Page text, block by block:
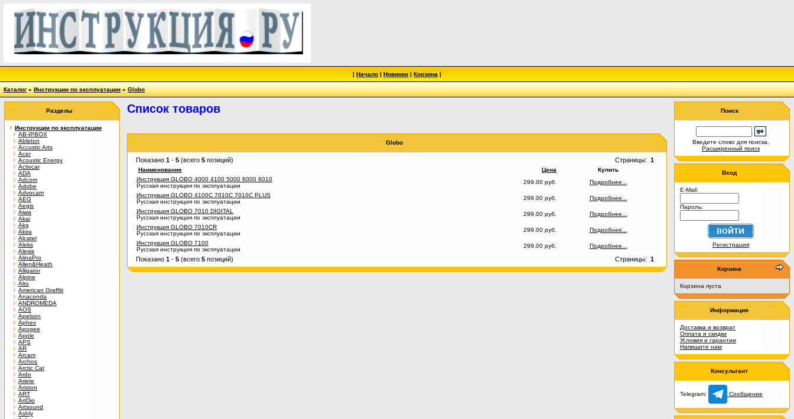
| Начало | Новинки | Корзина |
Каталог»Инструкции по эксплуатации»Globo
Разделы
Инструкции по эксплуатации
AB-IPBOX
Ableton
Accustic Arts
Acer
Acoustic Energy
Activcar
ADA
Adcom
Adobe
Advocam
AEG
Aegis
Aiwa
Akai
Akg
Akira
Alcatel
Aleks
Alesis
AlinaPro
Allen&Heath
Alligator
Alpine
Alto
American Graffiti
Anaconda
ANDROMEDA
AOS
Apelson
Aphex
Apogee
Apple
APS
AR
Arcam
Archos
Arctic Cat
Ardo
Ariete
Ariston
ART
ArtDio
Artsound
Ashly
Список товаров
Globo
Показано 1 - 5 (всего 5 позиций) Страницы: 1
Наименование Цена
Купить
Инструкция GLOBO 4000 4100 5000 6000 6010
Русская инструкция по эксплуатации
299.00 руб.
Подробнее...
Инструкция GLOBO 4100C 7010C 7010C PLUS
Русская инструкция по эксплуатации
299.00 руб.
Подробнее...
Инструкция GLOBO 7010 DIGITAL
Русская инструкция по эксплуатации
299.00 руб.
Подробнее...
Инструкция GLOBO 7010CR
Русская инструкция по эксплуатации
299.00 руб.
Подробнее...
Инструкция GLOBO 7100
Русская инструкция по эксплуатации
299.00 руб. Подробнее...
Показано 1 - 5 (всего 5 позиций) Страницы: 1
Поиск
Введите слово для поиска.
Расширенный поиск
Вход
E-Mail:
Пароль:
Регистрация
Корзина
Корзина пуста
Информация
Доставка и возврат
Оплата и скидки
Условия и гарантии
Напишите нам
Консультант
Telegram: Сообщение